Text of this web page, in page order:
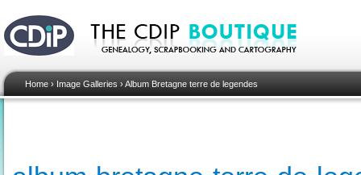
Home › Image Galleries ›Album Bretagne terre de legendes